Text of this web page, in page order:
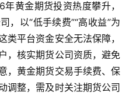
黄金期货投资热度攀升，
，以“低手续费”“高收益”为
类平台资金安全无法保障，
，核实期货公司资质，避免
，黄金期货交易手续费、保
调整，需及时关注期货公司